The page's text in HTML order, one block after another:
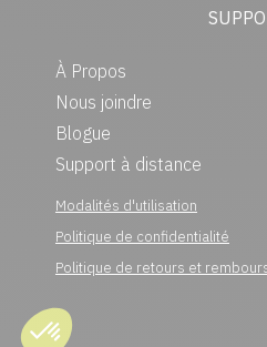
À Propos
Nous joindre
Blogue
Support à distance
Modalités d'utilisation
Politique de confidentialité
Politique de retours et